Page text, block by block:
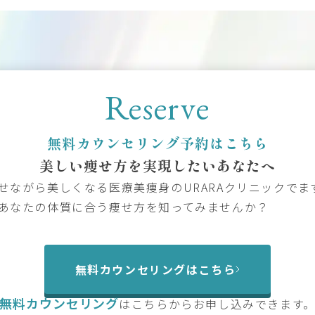
Reserve
無料カウンセリング予約はこちら
美しい痩せ方を実現したいあなたへ
ながら美しくなる医療美痩身のURARAクリニックでま
なたの体質に合う痩せ方を知ってみませんか？
無料カウンセリングはこちら
無料カウンセリングはこちらからお申し込みできます。